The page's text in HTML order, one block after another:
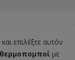
επιλέξτε αυτόν
με